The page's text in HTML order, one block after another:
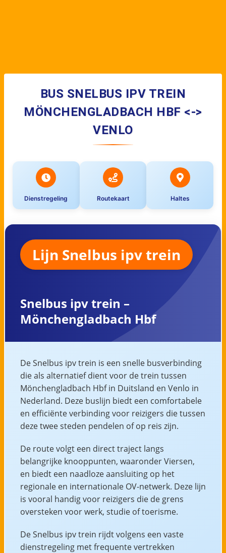
BUS SNELBUS IPV TREIN
MÖNCHENGLADBACH HBF <->
VENLO
Dienstregeling Routekaart Haltes
Lijn Snelbus ipv trein
Snelbus ipv trein –
Mönchengladbach Hbf
De Snelbus ipv trein is een snelle busverbinding
die als alternatief dient voor de trein tussen
Mönchengladbach Hbf in Duitsland en Venlo in
Nederland. Deze buslijn biedt een comfortabele
en efficiënte verbinding voor reizigers die tussen
deze twee steden pendelen of op reis zijn.
De route volgt een direct traject langs
belangrijke knooppunten, waaronder Viersen,
en biedt een naadloze aansluiting op het
regionale en internationale OV-netwerk. Deze lijn
is vooral handig voor reizigers die de grens
oversteken voor werk, studie of toerisme.
De Snelbus ipv trein rijdt volgens een vaste
dienstregeling met frequente vertrekken